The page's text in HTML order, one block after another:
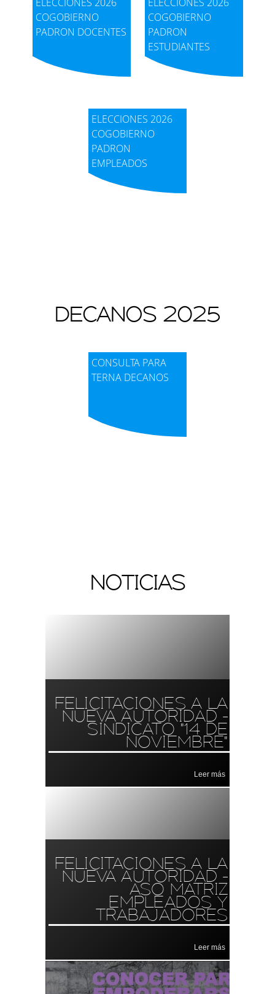
COGOBIERNO
PADRON DOCENTES
COGOBIERNO
PADRON
ESTUDIANTES
ELECCIONES 2026
COGOBIERNO
PADRON
EMPLEADOS
DECANOS 2025
CONSULTA PARA
TERNA DECANOS
NOTICIAS
FELICITACIONES A LA
NUEVA AUTORIDAD -
SINDICATO "14 DE
NOVIEMBRE"
Leer más
FELICITACIONES A LA
NUEVA AUTORIDAD -
ASO MATRIZ
EMPLEADOS Y
TRABAJADORES
Leer más